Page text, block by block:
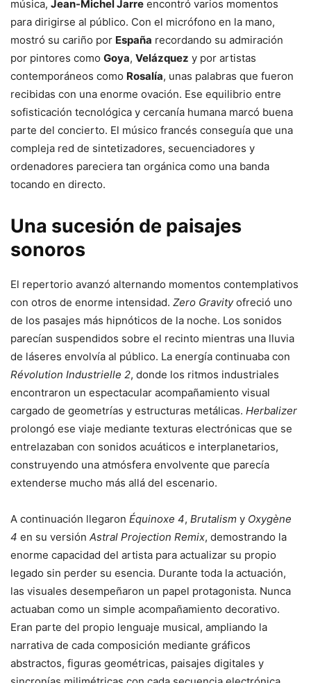
música, Jean-Michel Jarre encontró varios momentos
para dirigirse al público. Con el micrófono en la mano,
mostró su cariño por España recordando su admiración
por pintores como Goya, Velázquez y por artistas
contemporáneos como Rosalía, unas palabras que fueron
recibidas con una enorme ovación. Ese equilibrio entre
sofisticación tecnológica y cercanía humana marcó buena
parte del concierto. El músico francés conseguía que una
compleja red de sintetizadores, secuenciadores y
ordenadores pareciera tan orgánica como una banda
tocando en directo.
Una sucesión de paisajes
sonoros
El repertorio avanzó alternando momentos contemplativos
con otros de enorme intensidad. Zero Gravityofreció uno
de los pasajes más hipnóticos de la noche. Los sonidos
parecían suspendidos sobre el recinto mientras una lluvia
de láseres envolvía al público. La energía continuaba con
Révolution Industrielle 2, donde los ritmos industriales
encontraron un espectacular acompañamiento visual
cargado de geometrías y estructuras metálicas. Herbalizer
prolongó ese viaje mediante texturas electrónicas que se
entrelazaban con sonidos acuáticos e interplanetarios,
construyendo una atmósfera envolvente que parecía
extenderse mucho más allá del escenario.
A continuación llegaron Équinoxe 4, Brutalism y Oxygène
4 en su versión Astral Projection Remix, demostrando la
enorme capacidad del artista para actualizar su propio
legado sin perder su esencia. Durante toda la actuación,
las visuales desempeñaron un papel protagonista. Nunca
actuaban como un simple acompañamiento decorativo.
Eran parte del propio lenguaje musical, ampliando la
narrativa de cada composición mediante gráficos
abstractos, figuras geométricas, paisajes digitales y